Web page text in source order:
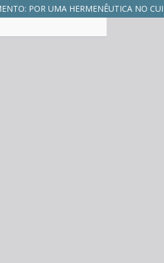
POR UMA HERMENÊUTICA NO